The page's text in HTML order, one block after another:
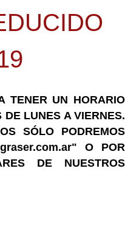
TENER UN HORARIO
DE LUNES A VIERNES.
SÓLO PODREMOS
O POR
DE NUESTROS